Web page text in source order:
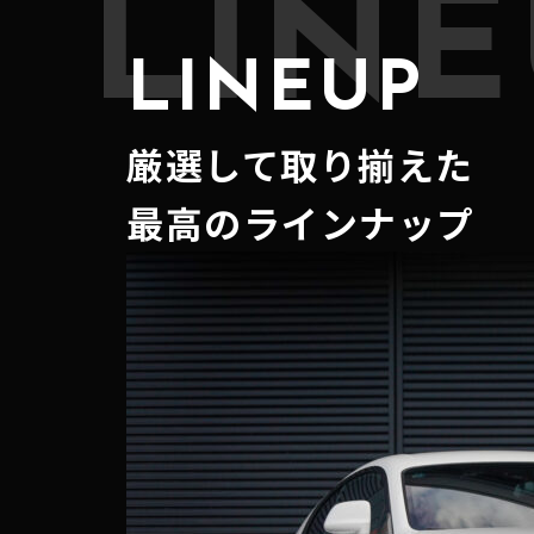
LINEUP
厳選して取り揃えた
最高のラインナップ